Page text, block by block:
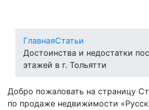
ГлавнаяСтатьи
Достоинства и недостатки
этажей в г. Тольятти
Добро пожаловать на страницу
по продаже недвижимости